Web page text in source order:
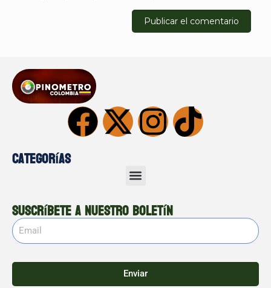
Categorías
Suscríbete a nuestro boletín
Enviar